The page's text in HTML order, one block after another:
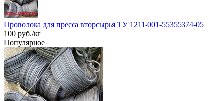
Проволока для пресса вторсырья ТУ 1211-001-55355374-05
100 руб./кг
Популярное